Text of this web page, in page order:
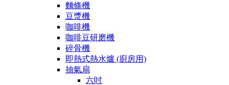
麵條機
豆漿機
咖啡機
咖啡豆研磨機
碎骨機
即熱式熱水爐 (廚房用)
抽氣扇
六吋